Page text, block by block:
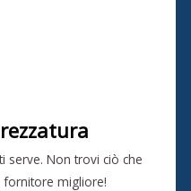
serve. Non trovi ciò che
fornitore migliore!